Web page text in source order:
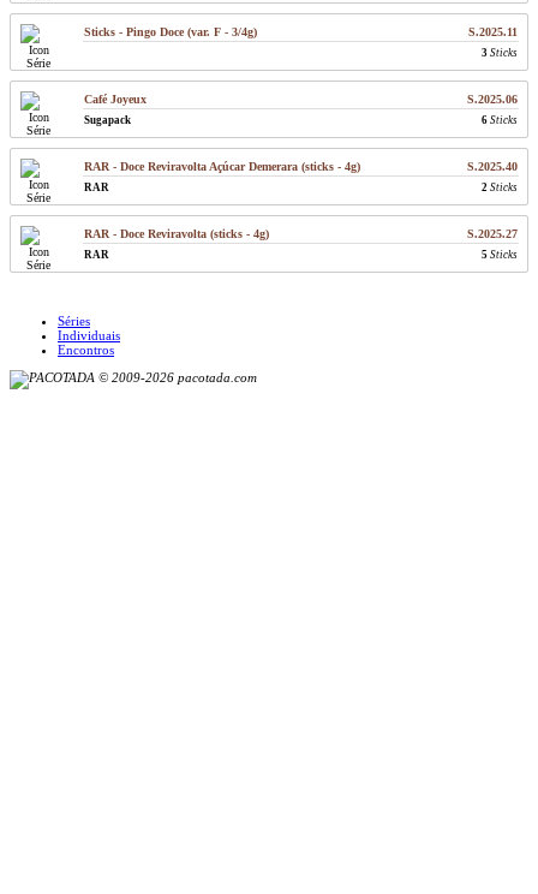
Sticks - Pingo Doce (var. F - 3/4g) S.2025.11
3 Sticks
Café Joyeux S.2025.06
Sugapack 6 Sticks
RAR - Doce Reviravolta Açúcar Demerara (sticks - 4g) S.2025.40
RAR 2 Sticks
RAR - Doce Reviravolta (sticks - 4g) S.2025.27
RAR 5 Sticks
Séries
Individuais
Encontros
© 2009-2026 pacotada.com